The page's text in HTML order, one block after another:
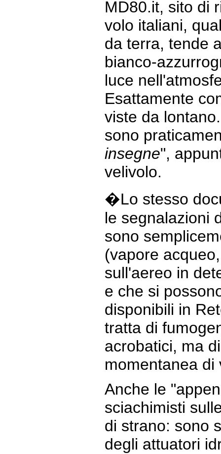
MD80.it, sito di
volo italiani,
da terra, tende
bianco-
luce
Esattamente
viste da
sono
insegne",
velivolo.
�Lo stesso
le segnalazioni
sono
(vapore
sull'aereo in
e che si
disponibili in
tratta di
acrobatici, ma
momentanea di
Anche le
sciachimisti
di strano: sono
degli attuatori